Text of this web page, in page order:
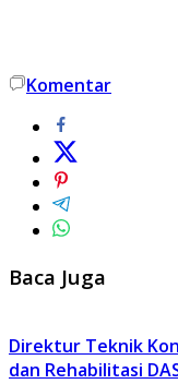
Komentar
Baca Juga
Direktur Teknik
dan Rehabilitasi